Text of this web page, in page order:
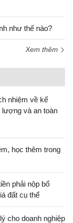
như thế nào?
Xem thêm
nhiệm về kế
lượng và an toàn
học thêm trong
phải nộp bổ
đất cụ thể
cho doanh nghiệp